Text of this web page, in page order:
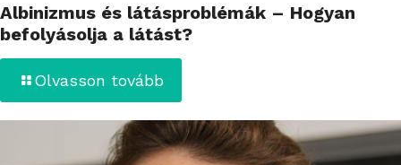
Albinizmus és látásproblémák – Hogyan
befolyásolja a látást?
Olvasson tovább